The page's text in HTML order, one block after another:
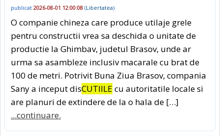
publicat 2026-08-01 12:00:08 (Libertatea)
O companie chineza care produce utilaje grele
pentru constructii vrea sa deschida o unitate de
productie la Ghimbav, judetul Brasov, unde ar
urma sa asambleze inclusiv macarale cu brat de
100 de metri. Potrivit Buna Ziua Brasov, compania
Sany a inceput disCUTIILE cu autoritatile locale si
are planuri de extindere de la o hala de […]
...continuare.